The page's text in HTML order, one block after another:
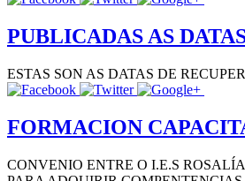
PUBLICADAS AS
ESTAS SON AS DATAS DE
FORMACION
CONVENIO ENTRE O I.E.S